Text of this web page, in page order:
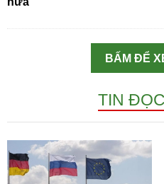
BẤM ĐỂ
TIN